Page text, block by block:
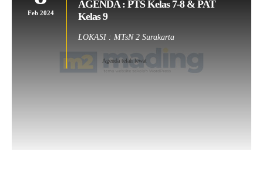
Link Pendaftaran
Feb 2024
AGENDA : PTS Kelas 7-8 & PAT
Kelas 9
LOKASI : MTsN 2 Surakarta
Agenda telah lewat